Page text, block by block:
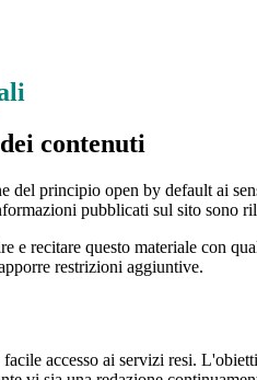
contenuti
del principio open by default ai
pubblicati sul sito sono
recitare questo materiale con
restrizioni aggiuntive.
accesso ai servizi resi.